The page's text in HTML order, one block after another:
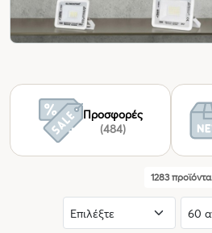
Προσφορές
(484)
1283 προϊόντα